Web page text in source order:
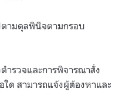
ตามดุลพินิจตามกรอบ
รวจและการพิจารณาสั่ง
ด สามารถแจ้งผู้ต้องหาและ